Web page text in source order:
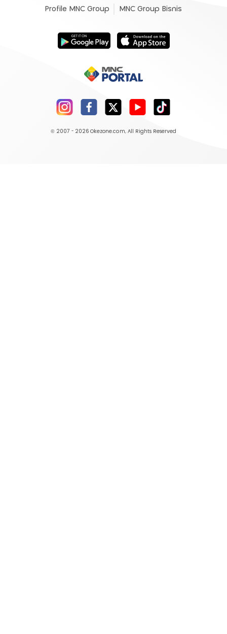
Profile MNC Group MNC Group Bisnis
© 2007 - 2026 Okezone.com, All Rights Reserved